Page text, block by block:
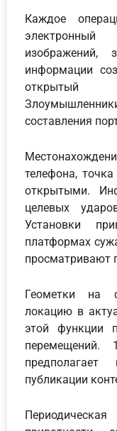
Каждое
изображений,
информации
открытый
составления
телефона,
открытыми.
целевых
Установки
платформах
просматривают
Геометки на
локацию в
этой функции
перемещений.
публикации